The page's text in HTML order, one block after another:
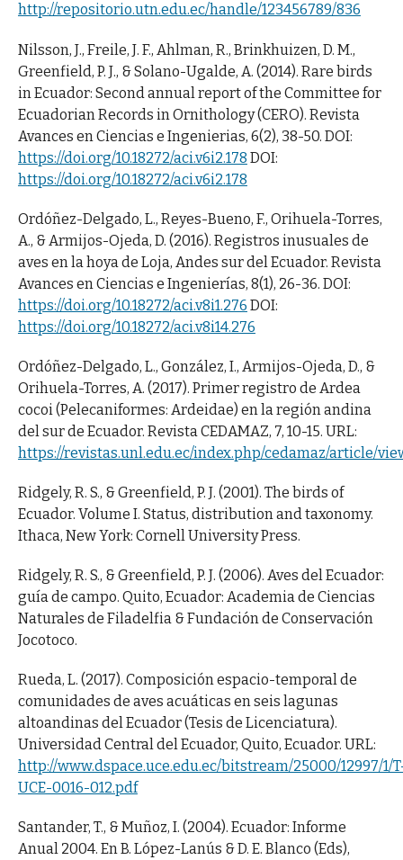
http://repositorio.utn.edu.ec/handle/123456789/836
Nilsson, J., Freile, J. F., Ahlman, R., Brinkhuizen, D. M.,
Greenfield, P. J., & Solano-Ugalde, A. (2014). Rare birds
in Ecuador: Second annual report of the Committee for
Ecuadorian Records in Ornithology (CERO). Revista
Avances en Ciencias e Ingenierias, 6(2), 38-50. DOI:
https://doi.org/10.18272/aci.v6i2.178 DOI:
https://doi.org/10.18272/aci.v6i2.178
Ordóñez-Delgado, L., Reyes-Bueno, F., Orihuela-Torres,
A., & Armijos-Ojeda, D. (2016). Registros inusuales de
aves en la hoya de Loja, Andes sur del Ecuador. Revista
Avances en Ciencias e Ingenierías, 8(1), 26-36. DOI:
https://doi.org/10.18272/aci.v8i1.276 DOI:
https://doi.org/10.18272/aci.v8i14.276
Ordóñez-Delgado, L., González, I., Armijos-Ojeda, D., &
Orihuela-Torres, A. (2017). Primer registro de Ardea
cocoi (Pelecaniformes: Ardeidae) en la región andina
del sur de Ecuador. Revista CEDAMAZ, 7, 10-15. URL:
https://revistas.unl.edu.ec/index.php/cedamaz/article/
Ridgely, R. S., & Greenfield, P. J. (2001). The birds of
Ecuador. Volume I. Status, distribution and taxonomy.
Ithaca, New York: Cornell University Press.
Ridgely, R. S., & Greenfield, P. J. (2006). Aves del Ecuador:
guía de campo. Quito, Ecuador: Academia de Ciencias
Naturales de Filadelfia & Fundación de Conservación
Jocotoco.
Rueda, L. (2017). Composición espacio-temporal de
comunidades de aves acuáticas en seis lagunas
altoandinas del Ecuador (Tesis de Licenciatura).
Universidad Central del Ecuador, Quito, Ecuador. URL:
http://www.dspace.uce.edu.ec/bitstream/25000/12997/1/
UCE-0016-012.pdf
Santander, T., & Muñoz, I. (2004). Ecuador: Informe
Anual 2004. En B. López-Lanús & D. E. Blanco (Eds),